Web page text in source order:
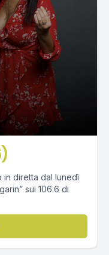
in diretta dal lunedì
sui 106.6 di